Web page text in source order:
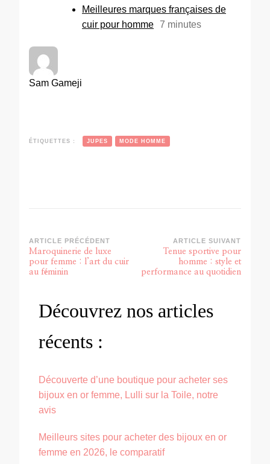
Meilleures marques françaises de
cuir pour homme 7 minutes
Sam Gameji
ÉTIQUETTES : JUPES MODE HOMME
ARTICLE PRÉCÉDENT
Maroquinerie de luxe
pour femme : l’art du cuir
au féminin
ARTICLE SUIVANT
Tenue sportive pour
homme : style et
performance au quotidien
Découvrez nos articles
récents :
Découverte d’une boutique pour acheter ses
bijoux en or femme, Lulli sur la Toile, notre
avis
Meilleurs sites pour acheter des bijoux en or
femme en 2026, le comparatif